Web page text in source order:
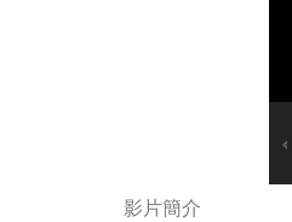
影片簡介